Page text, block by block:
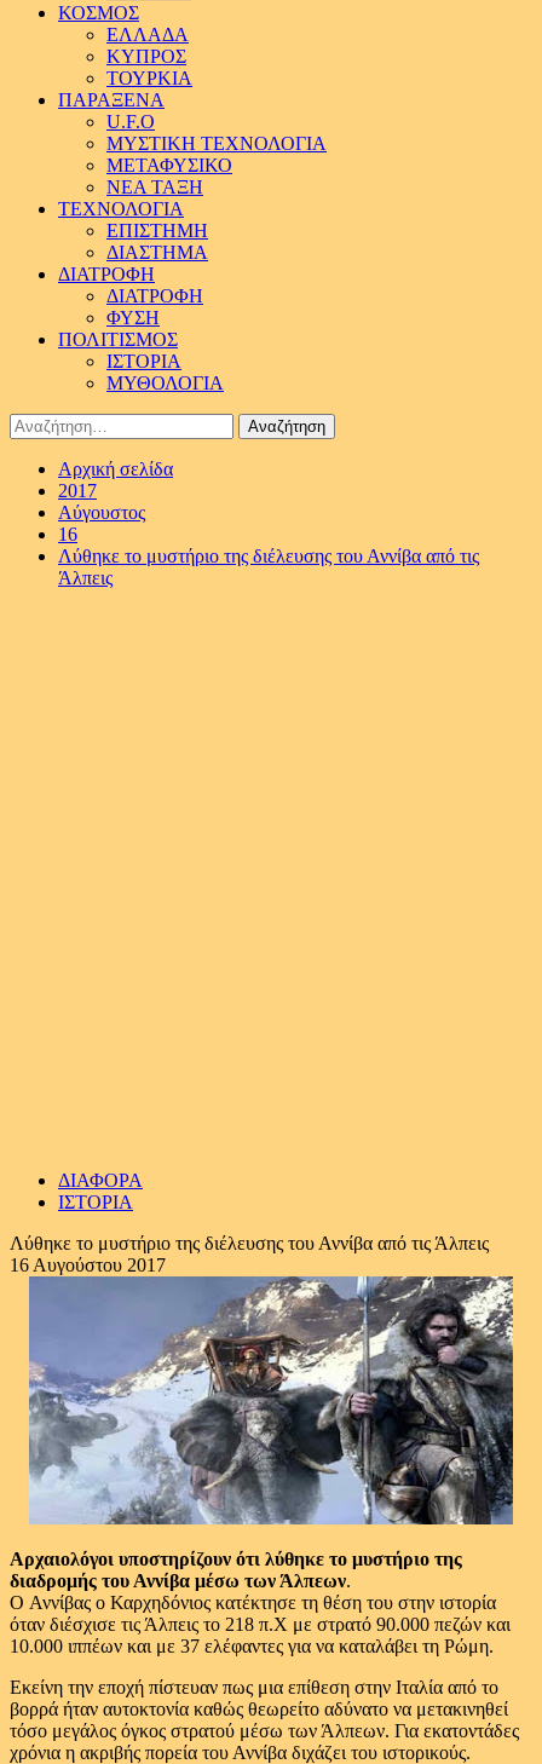
ΚΟΣΜΟΣ
ΕΛΛΑΔΑ
ΚΥΠΡΟΣ
ΤΟΥΡΚΙΑ
ΠΑΡΑΞΕΝΑ
U.F.O
ΜΥΣΤΙΚΗ ΤΕΧΝΟΛΟΓΙΑ
ΜΕΤΑΦΥΣΙΚΟ
ΝΕΑ ΤΑΞΗ
ΤΕΧΝΟΛΟΓΙΑ
ΕΠΙΣΤΗΜΗ
ΔΙΑΣΤΗΜΑ
ΔΙΑΤΡΟΦΗ
ΔΙΑΤΡΟΦΗ
ΦΥΣΗ
ΠΟΛΙΤΙΣΜΟΣ
ΙΣΤΟΡΙΑ
ΜΥΘΟΛΟΓΙΑ
Αναζήτηση
για:
Αρχική σελίδα
2017
Αύγουστος
16
Λύθηκε το μυστήριο της διέλευσης του Αννίβα από τις
Άλπεις
ΔΙΑΦΟΡΑ
ΙΣΤΟΡΙΑ
Λύθηκε το μυστήριο της διέλευσης του Αννίβα από τις Άλπεις
16 Αυγούστου 2017
Αρχαιολόγοι υποστηρίζουν ότι λύθηκε το μυστήριο της
διαδρομής του Αννίβα μέσω των Άλπεων.
O Αννίβας ο Καρχηδόνιος κατέκτησε τη θέση του στην ιστορία
όταν διέσχισε τις Άλπεις το 218 π.Χ με στρατό 90.000 πεζών και
10.000 ιππέων και με 37 ελέφαντες για να καταλάβει τη Ρώμη.
Εκείνη την εποχή πίστευαν πως μια επίθεση στην Ιταλία από το
βορρά ήταν αυτοκτονία καθώς θεωρείτο αδύνατο να μετακινηθεί
τόσο μεγάλος όγκος στρατού μέσω των Άλπεων. Για εκατοντάδες
χρόνια η ακριβής πορεία του Αννίβα διχάζει του ιστορικούς.